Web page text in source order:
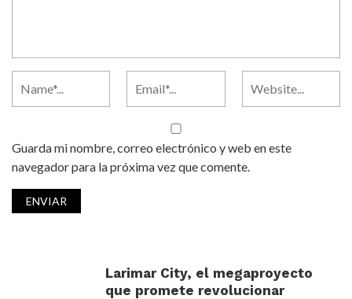
Guarda mi nombre, correo electrónico y web en este
navegador para la próxima vez que comente.
Larimar City, el megaproyecto
que promete revolucionar